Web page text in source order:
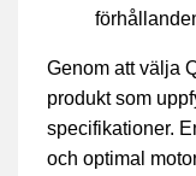
Genom att välja
produkt som
specifikationer.
och optimal